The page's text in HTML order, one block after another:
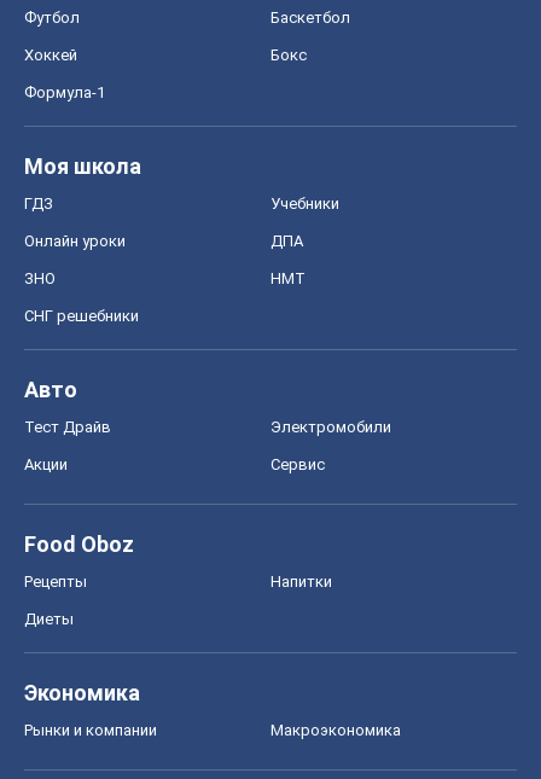
Футбол Баскетбол
Хоккей Бокс
Формула-1
Моя школа
ГДЗ Учебники
Онлайн уроки ДПА
ЗНО НМТ
СНГ решебники
Авто
Тест Драйв Электромобили
Акции Сервис
Food Oboz
Рецепты Напитки
Диеты
Экономика
Рынки и компании Mакроэкономика